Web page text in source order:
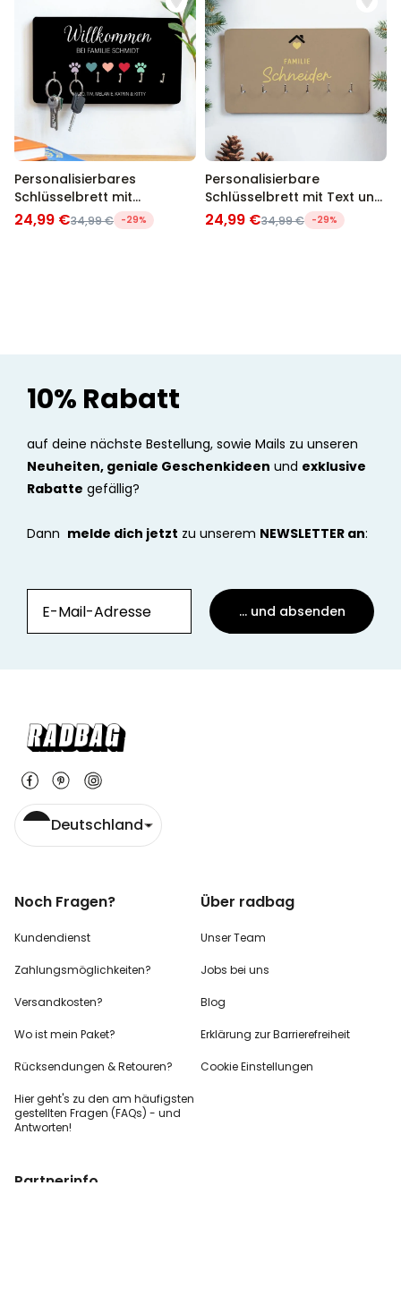
Personalisierbares
Schlüsselbrett mit
Symbolen und Namen
24,99 €34,99 € -29%
Personalisierbare
Schlüsselbrett mit Text und
Symbol
24,99 €34,99 € -29%
10% Rabatt
auf deine nächste Bestellung, sowie Mails zu unseren
Neuheiten, geniale Geschenkideen und exklusive
Rabatte gefällig?
Dann melde dich jetzt zu unserem NEWSLETTER an:
... und absenden
Deutschland
Noch Fragen?
Kundendienst
Zahlungsmöglichkeiten?
Versandkosten?
Wo ist mein Paket?
Rücksendungen & Retouren?
Hier geht's zu den am häufigsten
gestellten Fragen (FAQs) - und
Antworten!
Über radbag
Unser Team
Jobs bei uns
Blog
Erklärung zur Barrierefreiheit
Cookie Einstellungen
Partnerinfo